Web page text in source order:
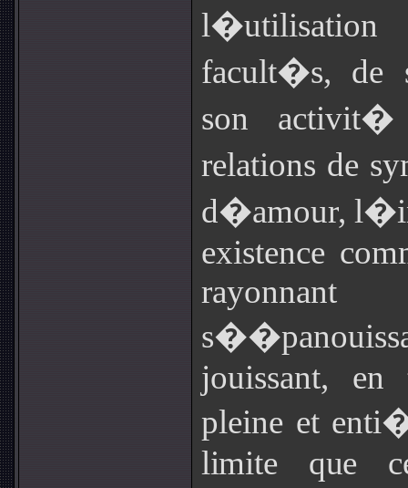
facult�s, de
son activit�
relations de
d�amour,
existence
jouissant, en
pleine et
limite que